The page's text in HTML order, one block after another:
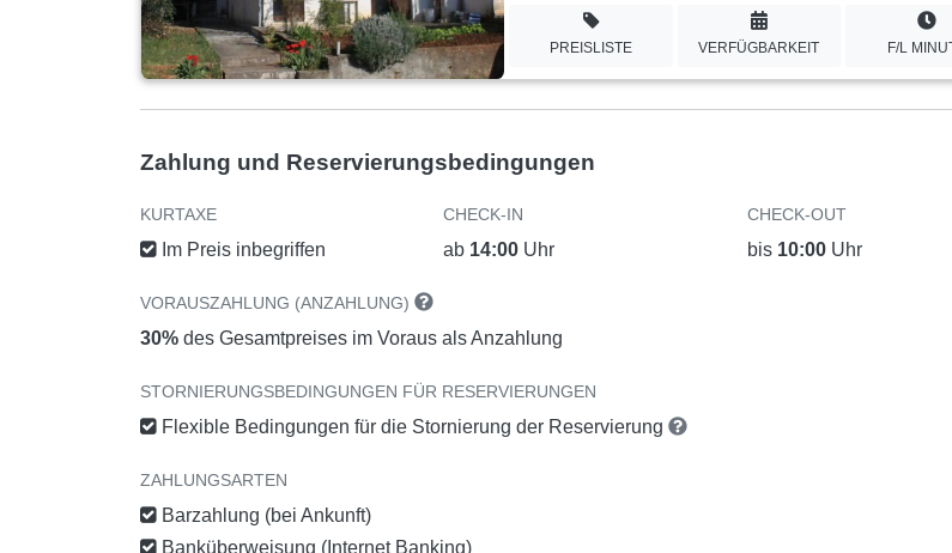
PREISLISTE VERFÜGBARKEIT F/L
Zahlung und Reservierungsbedingungen
KURTAXE
Im Preis inbegriffen
CHECK-IN
ab 14:00 Uhr
CHECK-OUT
bis 10:00Uhr
VORAUSZAHLUNG (ANZAHLUNG)
30% des Gesamtpreises im Voraus als Anzahlung
STORNIERUNGSBEDINGUNGEN FÜR RESERVIERUNGEN
Flexible Bedingungen für die Stornierung der Reservierung
ZAHLUNGSARTEN
Barzahlung (bei Ankunft)
Banküberweisung (Internet Banking)